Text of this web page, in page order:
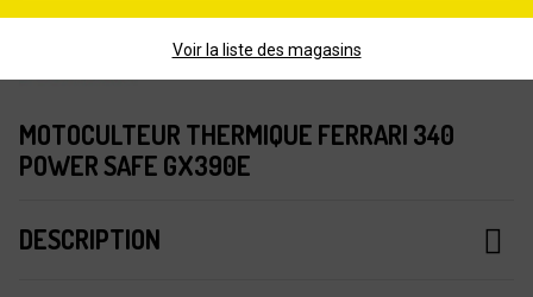
MOTOCULTEUR THERMIQUE FERRARI 340
POWER SAFE GX390E
DESCRIPTION
Voir la liste des magasins